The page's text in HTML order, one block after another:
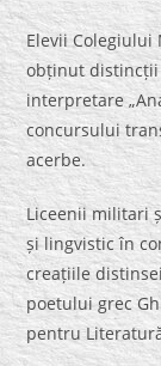
Elevii Colegiului
obținut distincții
interpretare
concursului
acerbe.
Liceenii militari
și lingvistic în
creațiile
poetului grec
pentru